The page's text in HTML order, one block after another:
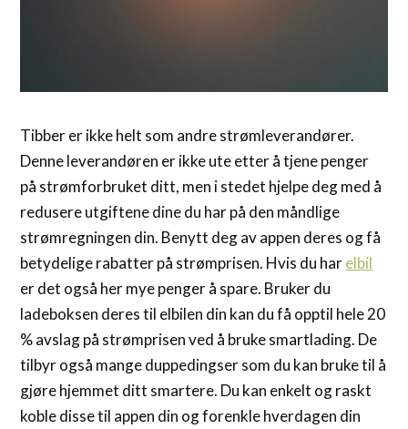
Tibber er ikke helt som andre strømleverandører.
Denne leverandøren er ikke ute etter å tjene penger
på strømforbruket ditt, men i stedet hjelpe deg med å
redusere utgiftene dine du har på den måndlige
strømregningen din. Benytt deg av appen deres og få
betydelige rabatter på strømprisen. Hvis du harelbil
er det også her mye penger å spare. Bruker du
ladeboksen deres til elbilen din kan du få opptil hele 20
% avslag på strømprisen ved å bruke smartlading. De
tilbyr også mange duppedingser som du kan bruke til å
gjøre hjemmet ditt smartere. Du kan enkelt og raskt
koble disse til appen din og forenkle hverdagen din